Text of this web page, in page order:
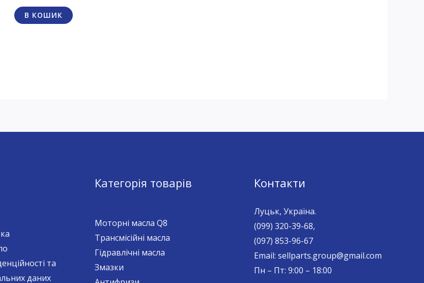
В КОШИК
та
даних
Категорія товарів
Моторні масла Q8
Трансмісійні масла
Гідравлічні масла
Змазки
Контакти
Луцьк, Україна.
(099) 320-39-68,
(097) 853-96-67
Email: sellparts.group@gmail.com
Пн – Пт: 9:00 – 18:00